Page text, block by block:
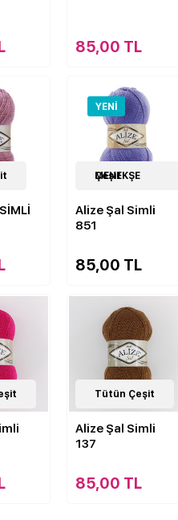
85,00 TL
YENI
34Çeşit
MENEKŞE Çeşit
Alize Şal Simli
851
85,00 TL
33Çeşit
Tütün Çeşit
Alize Şal Simli
137
85,00 TL